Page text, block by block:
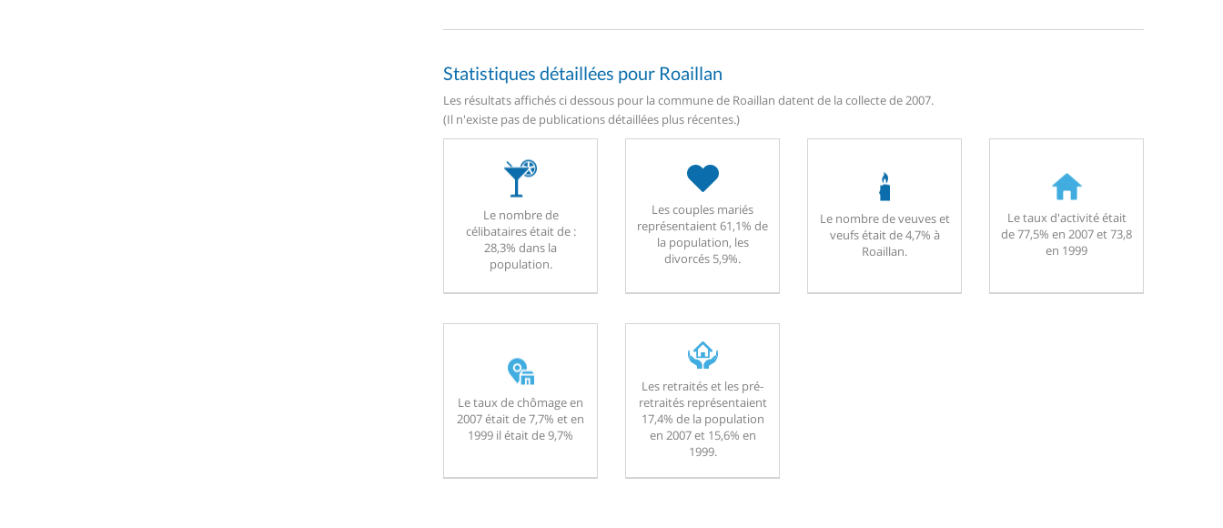
Statistiques détaillées pour Roaillan
Les résultats affichés ci dessous pour la commune de Roaillan datent de la collecte de 2007.
(Il n'existe pas de publications détaillées plus récentes.)
Le nombre de
célibataires était de :
28,3% dans la
population.
Les couples mariés
représentaient 61,1% de
la population, les
divorcés 5,9%.
Le nombre de veuves et
veufs était de 4,7% à
Roaillan.
Le taux d'activité était
de 77,5% en 2007 et 73,8
en 1999
Le taux de chômage en
2007 était de 7,7% et en
1999 il était de 9,7%
Les retraités et les pré-
retraités représentaient
17,4% de la population
en 2007 et 15,6% en
1999.